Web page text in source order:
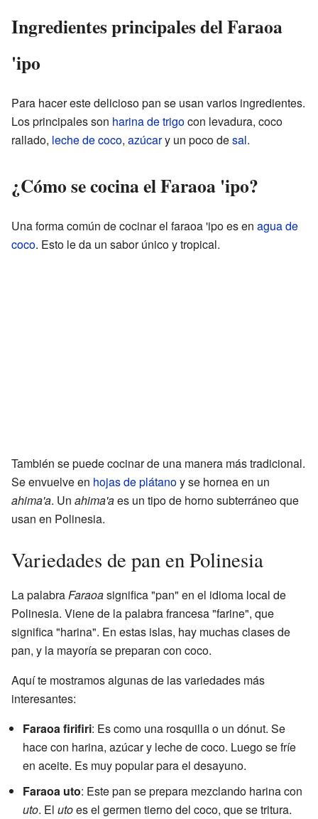
Ingredientes principales del Faraoa
'ipo
Para hacer este delicioso pan se usan varios ingredientes.
Los principales son harina de trigocon levadura, coco
rallado, leche de coco, azúcary un poco desal.
¿Cómo se cocina el Faraoa 'ipo?
Una forma común de cocinar el faraoa 'ipo es en agua de
coco. Esto le da un sabor único y tropical.
También se puede cocinar de una manera más tradicional.
Se envuelve en hojas de plátanoy se hornea en un
ahima'a. Un ahima'aes un tipo de horno subterráneo que
usan en Polinesia.
Variedades de pan en Polinesia
La palabraFaraoasignifica "pan" en el idioma local de
Polinesia. Viene de la palabra francesa "farine", que
significa "harina". En estas islas, hay muchas clases de
pan, y la mayoría se preparan con coco.
Aquí te mostramos algunas de las variedades más
interesantes:
Faraoa firifiri: Es como una rosquilla o un dónut. Se
hace con harina, azúcar y leche de coco. Luego se fríe
en aceite. Es muy popular para el desayuno.
Faraoa uto: Este pan se prepara mezclando harina con
uto. El utoes el germen tierno del coco, que se tritura.